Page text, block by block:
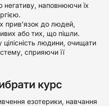
негативу, наповнюючи їх
прив’язок до людей,
або тих, що пішли.
людини, очищати
сприяючи її
курс
езотерики, навчання